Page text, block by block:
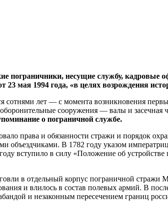
пограничники, несущие службу,
мая 1994 года, «в целях возрождения
сотнями лет — с момента возникновения
сооружения — валы и
о пограничной службе.
права и обязанности стражи и порядок
объездчиками. В 1782 году указом
вступило в силу «Положение об
в отдельный корпус пограничной
и влилось в состав полевых армий. В
и незаконным пересечением границ